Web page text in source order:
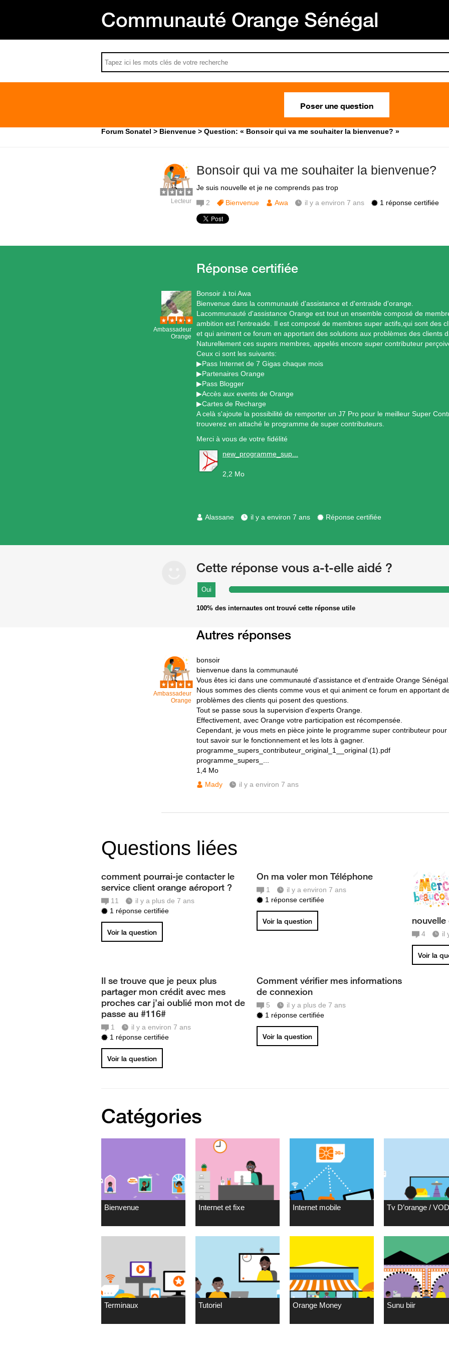
Communauté Orange Sénégal
Poser une question
Forum Sonatel Bienvenue Question: « Bonsoir qui va me souhaiter la bienvenue? »
Bonsoir qui va me souhaiter la bienvenue?
Je suis nouvelle et je ne comprends pas trop
Lecteur 2 Bienvenue Awa il y a environ 7 ans 1 réponse certifiée
Ambassadeur
Orange
Bonsoir à toi Awa
Bienvenue dans la communauté d'assistance et d'entraide d'orange.
Lacommunauté d'assistance Orange est tout un ensemble composé de
ambition est l'entreaide. Il est composé de membres super actifs,qui sont des
et qui animent ce forum en apportant des solutions aux problèmes des clients
Naturellement ces supers membres, appelés encore super contributeur
Ceux ci sont les suivants:
▶Pass Internet de 7 Gigas chaque mois
▶Partenaires Orange
▶Pass Blogger
▶Accès aux events de Orange
▶Cartes de Recharge
A celà s'ajoute la possibilité de remporter un J7 Pro pour le meilleur Super
trouverez en attaché le programme de super contributeurs.
Merci à vous de votre fidélité
new_programme_sup...
2,2 Mo
Alassane il y a environ 7 ans Réponse certifiée
Cette réponse vous a-t-elle aidé ?
Oui
100% des internautes ont trouvé cette réponse utile
Autres réponses
Ambassadeur
Orange
bonsoir
bienvenue dans la communauté
Vous êtes ici dans une communauté d'assistance et d'entraide Orange
Nous sommes des clients comme vous et qui animent ce forum en apportant
problèmes des clients qui posent des questions.
Tout se passe sous la supervision d'experts Orange.
Effectivement, avec Orange votre participation est récompensée.
Cependant, je vous mets en pièce jointe le programme super contributeur
tout savoir sur le fonctionnement et les lots à gagner.
programme_supers_contributeur_original_1__original (1).pdf
programme_supers_...
1,4 Mo
Mady
il y a environ 7 ans
Questions liées
comment pourrai-je contacter le
service client orange aéroport ?
11
il y a plus de 7 ans
1 réponse certifiée
Voir la question
On ma voler mon Téléphone
1
il y a environ 7 ans
1 réponse certifiée
Voir la question
4 il
Voir la
Il se trouve que je peux plus
partager mon crédit avec mes
proches car j’ai oublié mon mot de
passe au #116#
1
il y a environ 7 ans
1 réponse certifiée
Voir la question
Comment vérifier mes informations
de connexion
5
il y a plus de 7 ans
1 réponse certifiée
Voir la question
Catégories
Bienvenue Internet et fixe Internet mobile Tv D’orange / VOD
Terminaux Tutoriel Orange Money Sunu biir